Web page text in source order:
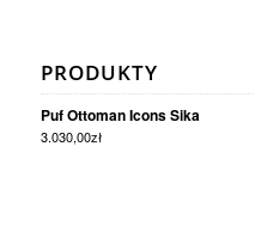
PRODUKTY
Puf Ottoman Icons Sika
3.030,00zł